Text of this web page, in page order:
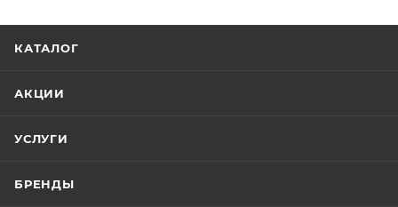
КАТАЛОГ
АКЦИИ
УСЛУГИ
БРЕНДЫ